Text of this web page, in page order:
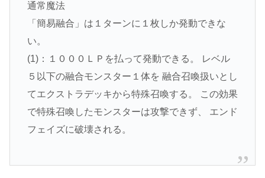
通常魔法
「簡易融合」は１ターンに１枚しか発動できな
い。
(1)：１０００ＬＰを払って発動できる。 レベル
５以下の融合モンスター１体を 融合召喚扱いとし
てエクストラデッキから特殊召喚する。 この効果
で特殊召喚したモンスターは攻撃できず、 エンド
フェイズに破壊される。